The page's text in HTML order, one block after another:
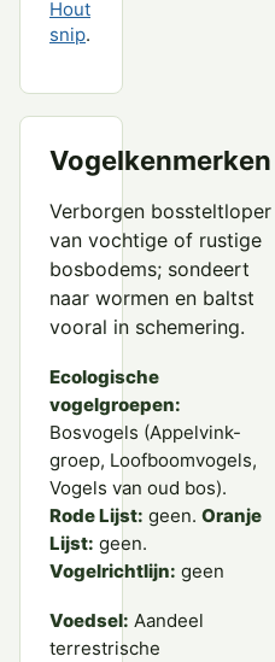
Hout
snip.
Vogelkenmerken
Verborgen bossteltloper
van vochtige of rustige
bosbodems; sondeert
naar wormen en baltst
vooral in schemering.
Ecologische
vogelgroepen:
Bosvogels (Appelvink-
groep, Loofboomvogels,
Vogels van oud bos).
Rode Lijst: geen. Oranje
Lijst: geen.
Vogelrichtlijn: geen
Voedsel: Aandeel
terrestrische